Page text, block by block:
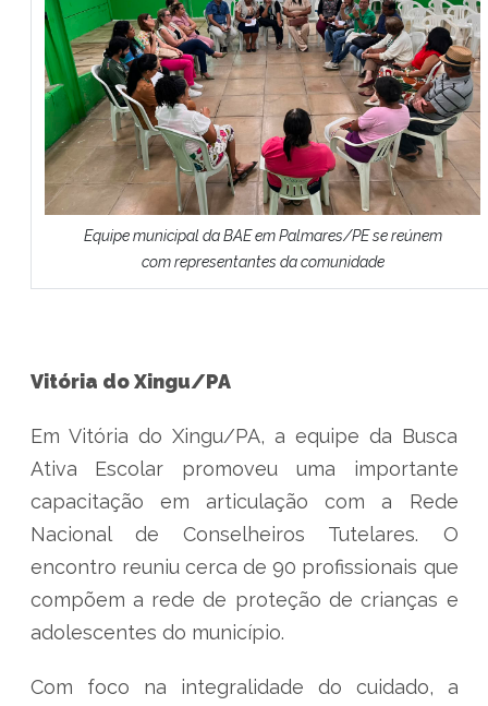
Equipe municipal da BAE em Palmares/PE se reúnem
com representantes da comunidade
Vitória do Xingu/PA
Em Vitória do Xingu/PA, a equipe da Busca
Ativa Escolar promoveu uma importante
capacitação em articulação com a Rede
Nacional de Conselheiros Tutelares. O
encontro reuniu cerca de 90 profissionais que
compõem a rede de proteção de crianças e
adolescentes do município.
Com foco na integralidade do cuidado, a